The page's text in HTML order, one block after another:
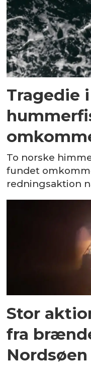
Tragedie
To norske
fundet
redningsaktion
Stor
fra
Nordsøen